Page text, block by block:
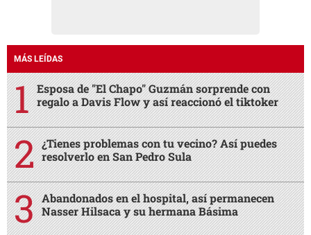
MÁS LEÍDAS
Esposa de "El Chapo" Guzmán sorprende con
regalo a Davis Flow y así reaccionó el tiktoker
¿Tienes problemas con tu vecino? Así puedes
resolverlo en San Pedro Sula
Abandonados en el hospital, así permanecen
Nasser Hilsaca y su hermana Básima